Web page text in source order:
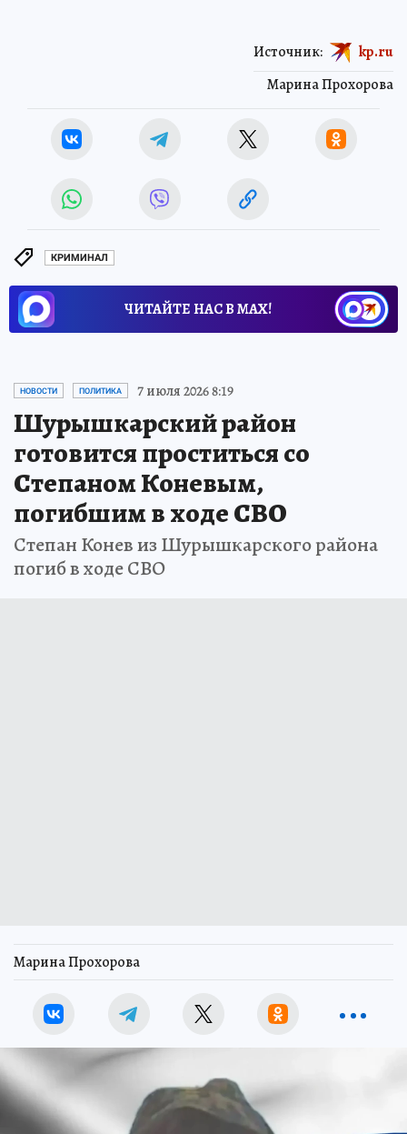
Марина Прохорова
Источник: kp.ru
КРИМИНАЛ
ЧИТАЙТЕ НАС В МАХ!
НОВОСТИ ПОЛИТИКА 7 июля 2026 8:19
Шурышкарский район
готовится проститься со
Степаном Коневым,
погибшим в ходе СВО
Степан Конев из Шурышкарского района
погиб в ходе СВО
Марина Прохорова